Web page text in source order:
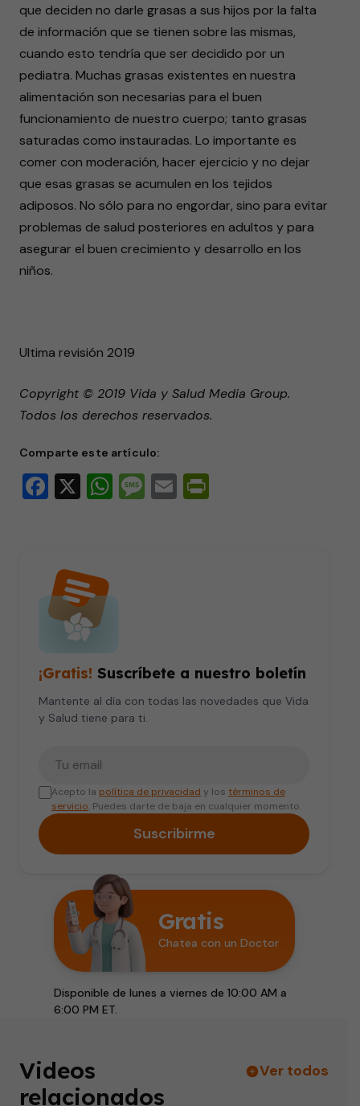
que deciden no darle grasas a sus hijos por la falta
de información que se tienen sobre las mismas,
cuando esto tendría que ser decidido por un
pediatra. Muchas grasas existentes en nuestra
alimentación son necesarias para el buen
funcionamiento de nuestro cuerpo; tanto grasas
saturadas como instauradas. Lo importante es
comer con moderación, hacer ejercicio y no dejar
que esas grasas se acumulen en los tejidos
adiposos. No sólo para no engordar, sino para evitar
problemas de salud posteriores en adultos y para
asegurar el buen crecimiento y desarrollo en los
niños.
Ultima revisión 2019
Copyright © 2019 Vida y Salud Media Group.
Todos los derechos reservados.
Comparte este artículo:
Facebook
X WhatsApp
Message
Email
¡Gratis! Suscríbete a nuestro boletín
Mantente al día con todas las novedades que Vida
y Salud tiene para ti.
Acepto la política de privacidad y los términos de
servicio. Puedes darte de baja en cualquier momento.
Suscribirme
Gratis
Chatea con un Doctor
Disponible de lunes a viernes de 10:00 AM a
6:00 PM ET.
Videos
relacionados
Ver todos